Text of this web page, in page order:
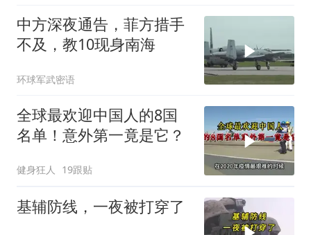
中方深夜通告，菲方措手
不及，教10现身南海
环球军武密语
全球最欢迎中国人的8国
名单！意外第一竟是它？
健身狂人 19跟贴
基辅防线，一夜被打穿了